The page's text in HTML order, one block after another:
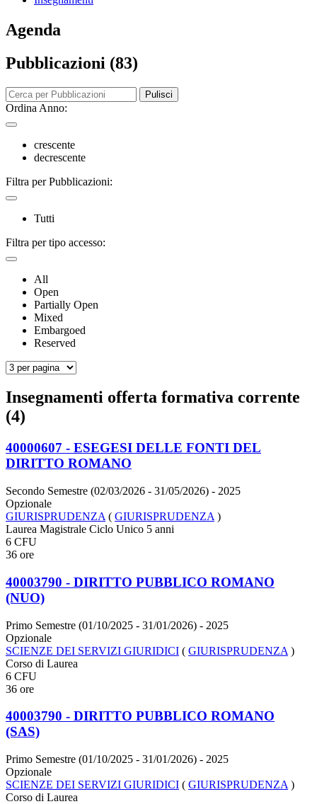
Agenda
Pubblicazioni (83)
Pulisci
Ordina Anno:
crescente
decrescente
Filtra per Pubblicazioni:
Tutti
Filtra per tipo accesso:
All
Open
Partially Open
Mixed
Embargoed
Reserved
Insegnamenti offerta formativa corrente
(4)
40000607 - ESEGESI DELLE FONTI DEL
DIRITTO ROMANO
Secondo Semestre (02/03/2026 - 31/05/2026) - 2025
Opzionale
GIURISPRUDENZA ( GIURISPRUDENZA )
Laurea Magistrale Ciclo Unico 5 anni
6 CFU
36 ore
40003790 - DIRITTO PUBBLICO ROMANO
(NUO)
Primo Semestre (01/10/2025 - 31/01/2026) - 2025
Opzionale
SCIENZE DEI SERVIZI GIURIDICI ( GIURISPRUDENZA )
Corso di Laurea
6 CFU
36 ore
40003790 - DIRITTO PUBBLICO ROMANO
(SAS)
Primo Semestre (01/10/2025 - 31/01/2026) - 2025
Opzionale
SCIENZE DEI SERVIZI GIURIDICI ( GIURISPRUDENZA )
Corso di Laurea